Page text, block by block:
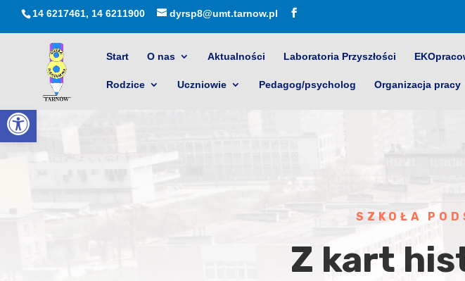
Otwórz pasek narzędzi
14 6217461, 14 6211900 dyrsp8@umt.tarnow.pl
Start O nas Aktualności Laboratoria Przyszłości
Rodzice Uczniowie Pedagog/psycholog Organizacja pracy
SZKOŁA
Z kart